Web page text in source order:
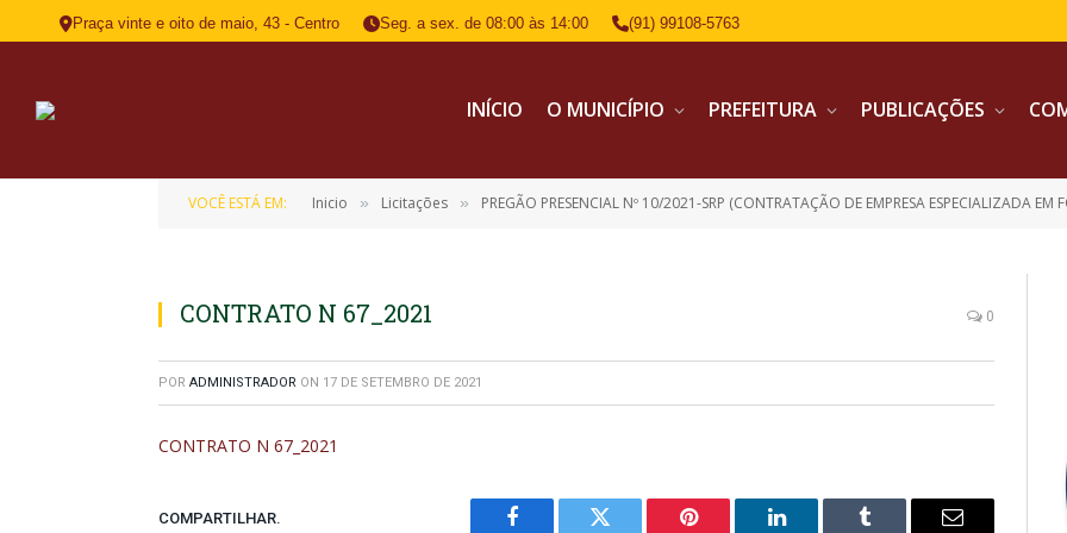
Praça vinte e oito de maio, 43 - Centro Seg. a sex. de 08:00 às 14:00 (91) 99108-5763
INÍCIO O MUNICÍPIO PREFEITURA PUBLICAÇÕES
VOCÊ ESTÁ EM: Inicio » Licitações » PREGÃO PRESENCIAL Nº 10/2021-SRP (CONTRATAÇÃO DE EMPRESA ESPECIALIZADA EM FORNECIMENTO DE INTERNET
CONTRATO N 67_2021 0
POR ADMINISTRADOR ON 17 DE SETEMBRO DE 2021
CONTRATO N 67_2021
COMPARTILHAR.